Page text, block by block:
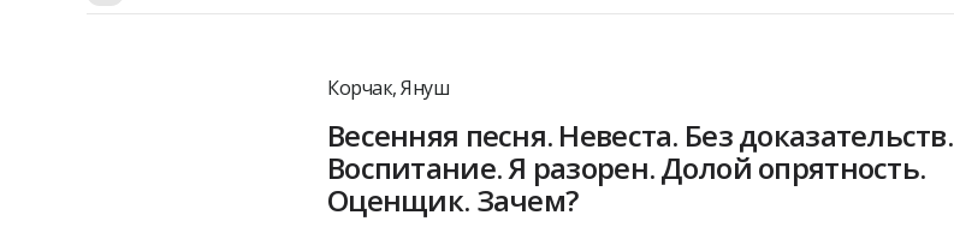
Корчак, Януш
Весенняя песня. Невеста. Без доказательств.
Воспитание. Я разорен. Долой опрятность.
Оценщик. Зачем?